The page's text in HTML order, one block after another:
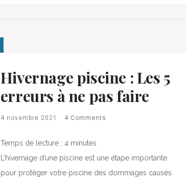
Hivernage piscine : Les 5
erreurs à ne pas faire
4 novembre 2021 4 Comments
Temps de lecture : 4 minutes
L’hivernage d’une piscine est une étape importante
pour protéger votre piscine des dommages causés